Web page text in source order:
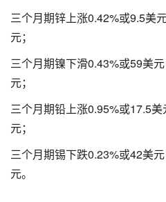
三个月期锌上涨0.42%或9.5美
元；
三个月期镍下滑0.43%或59美
元；
三个月期铅上涨0.95%或17.5
元；
三个月期锡下跌0.23%或42美
元。